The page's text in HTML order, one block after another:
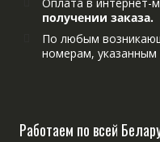
Оплата в интернет-
получении заказа.
По любым
номерам, указанным
Работаем по всей